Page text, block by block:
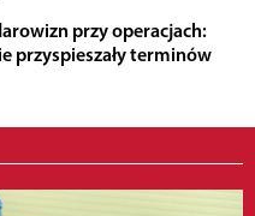
przy operacjach:
przyspieszały terminów